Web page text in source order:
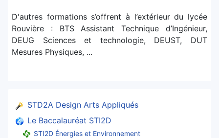
D'autres formations s’offrent à l’extérieur du lycée
Rouvière : BTS Assistant Technique d’Ingénieur,
DEUG Sciences et technologie, DEUST, DUT
Mesures Physiques, ...
STD2A Design Arts Appliqués
Le Baccalauréat STI2D
STI2D Énergies et Environnement